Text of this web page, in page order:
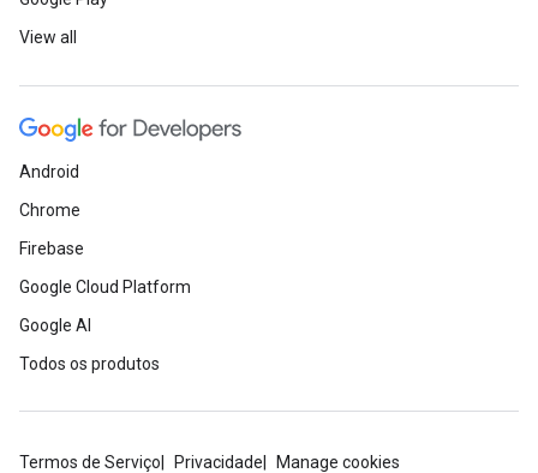
View all
Android
Chrome
Firebase
Google Cloud Platform
Google AI
Todos os produtos
Termos de Serviço Privacidade Manage cookies